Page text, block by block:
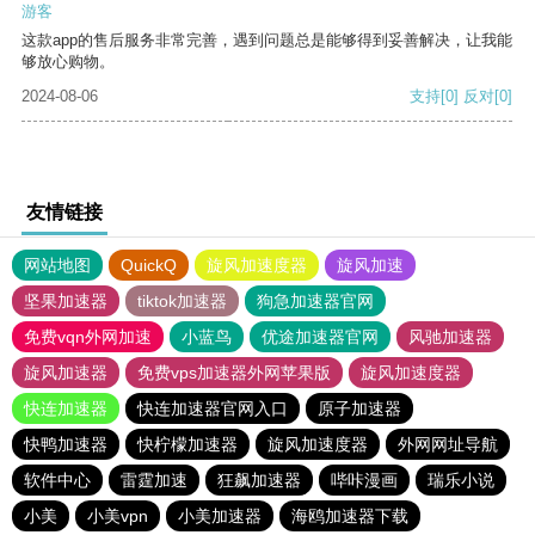
游客
这款app的售后服务非常完善，遇到问题总是能够得到妥善解决，让我能
够放心购物。
2024-08-06
支持[0] 反对[0]
友情链接
网站地图 QuickQ 旋风加速度器
旋风加速
坚果加速器
tiktok加速器
狗急加速器官网
免费vqn外网加速
小蓝鸟 优途加速器官网
风驰加速器
旋风加速器
免费vps加速器外网苹果版
旋风加速度器
快连加速器
快连加速器官网入口
原子加速器
快鸭加速器
快柠檬加速器 旋风加速度器
外网网址导航
软件中心
雷霆加速 狂飙加速器 哔咔漫画
瑞乐小说
小美
小美vpn 小美加速器 海鸥加速器下载